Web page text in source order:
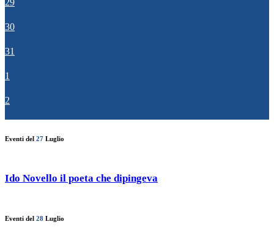
29
30
31
1
2
Eventi del 27 Luglio
Ido Novello il poeta che dipingeva
Eventi del 28 Luglio